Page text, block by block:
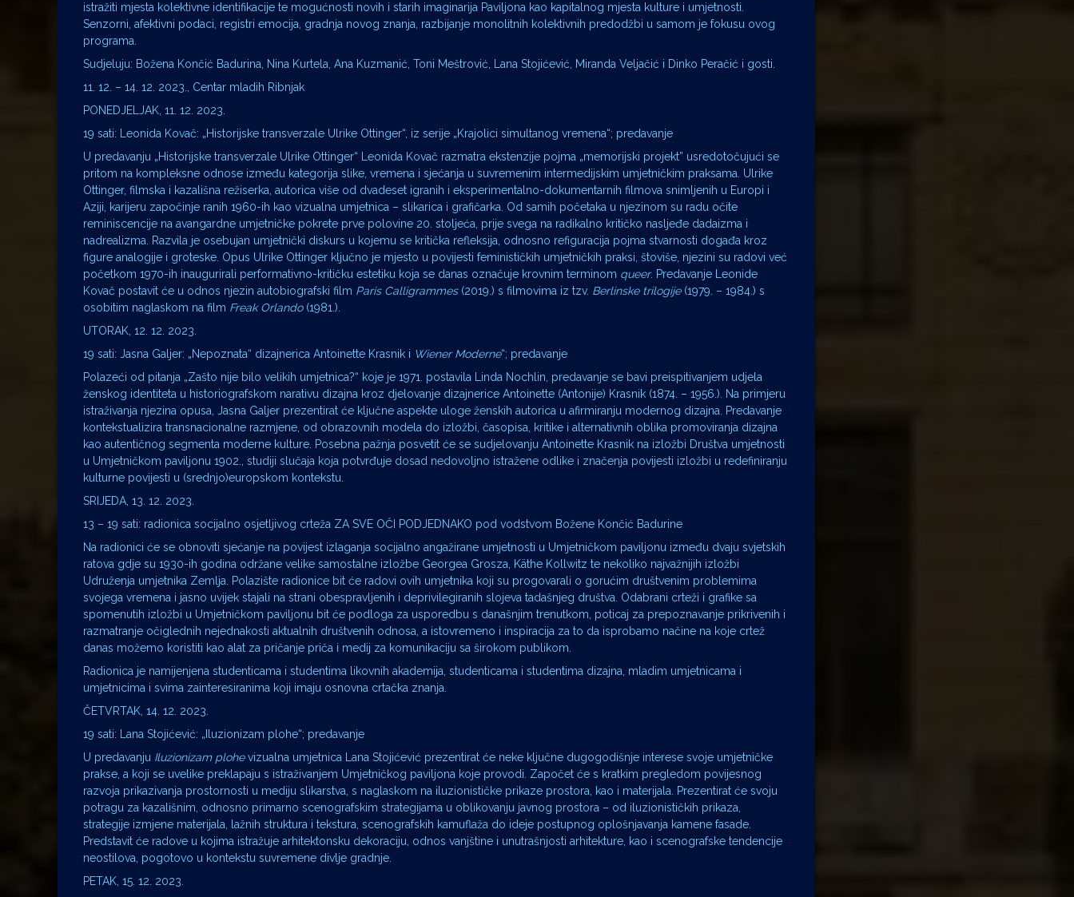
istražiti mjesta kolektivne identifikacije te mogućnosti novih i starih imaginarija Paviljona kao kapitalnog mjesta kulture i umjetnosti.
Senzorni, afektivni podaci, registri emocija, gradnja novog znanja, razbijanje monolitnih kolektivnih predodžbi u samom je fokusu ovog
programa.
Sudjeluju: Božena Končić Badurina, Nina Kurtela, Ana Kuzmanić, Toni Meštrović, Lana Stojićević, Miranda Veljačić i Dinko Peračić i gosti.
11. 12. – 14. 12. 2023., Centar mladih Ribnjak
PONEDJELJAK, 11. 12. 2023.
19 sati: Leonida Kovač: „Historijske transverzale Ulrike Ottinger“, iz serije „Krajolici simultanog vremena“; predavanje
U predavanju „Historijske transverzale Ulrike Ottinger“ Leonida Kovač razmatra ekstenzije pojma „memorijski projekt” usredotočujući se
pritom na kompleksne odnose između kategorija slike, vremena i sjećanja u suvremenim intermedijskim umjetničkim praksama. Ulrike
Ottinger, filmska i kazališna režiserka, autorica više od dvadeset igranih i eksperimentalno-dokumentarnih filmova snimljenih u Europi i
Aziji, karijeru započinje ranih 1960-ih kao vizualna umjetnica – slikarica i grafičarka. Od samih početaka u njezinom su radu očite
reminiscencije na avangardne umjetničke pokrete prve polovine 20. stoljeća, prije svega na radikalno kritičko nasljeđe dadaizma i
nadrealizma. Razvila je osebujan umjetnički diskurs u kojemu se kritička refleksija, odnosno refiguracija pojma stvarnosti događa kroz
figure analogije i groteske. Opus Ulrike Ottinger ključno je mjesto u povijesti feminističkih umjetničkih praksi, štoviše, njezini su radovi već
početkom 1970-ih inaugurirali performativno-kritičku estetiku koja se danas označuje krovnim terminom queer. Predavanje Leonide
Kovač postavit će u odnos njezin autobiografski film Paris Calligrammes(2019.) s filmovima iz tzv. Berlinske trilogije(1979. – 1984.) s
osobitim naglaskom na film Freak Orlando(1981.).
UTORAK, 12. 12. 2023.
19 sati: Jasna Galjer: „Nepoznata“ dizajnerica Antoinette Krasnik i Wiener Moderne“; predavanje
Polazeći od pitanja „Zašto nije bilo velikih umjetnica?“ koje je 1971. postavila Linda Nochlin, predavanje se bavi preispitivanjem udjela
ženskog identiteta u historiografskom narativu dizajna kroz djelovanje dizajnerice Antoinette (Antonije) Krasnik (1874. – 1956.). Na primjeru
istraživanja njezina opusa, Jasna Galjer prezentirat će ključne aspekte uloge ženskih autorica u afirmiranju modernog dizajna. Predavanje
kontekstualizira transnacionalne razmjene, od obrazovnih modela do izložbi, časopisa, kritike i alternativnih oblika promoviranja dizajna
kao autentičnog segmenta moderne kulture. Posebna pažnja posvetit će se sudjelovanju Antoinette Krasnik na izložbi Društva umjetnosti
u Umjetničkom paviljonu 1902., studiji slučaja koja potvrđuje dosad nedovoljno istražene odlike i značenja povijesti izložbi u redefiniranju
kulturne povijesti u (srednjo)europskom kontekstu.
SRIJEDA, 13. 12. 2023.
13 – 19 sati: radionica socijalno osjetljivog crteža ZA SVE OČI PODJEDNAKO pod vodstvom Božene Končić Badurine
Na radionici će se obnoviti sjećanje na povijest izlaganja socijalno angažirane umjetnosti u Umjetničkom paviljonu između dvaju svjetskih
ratova gdje su 1930-ih godina održane velike samostalne izložbe Georgea Grosza, Käthe Kollwitz te nekoliko najvažnijih izložbi
Udruženja umjetnika Zemlja. Polazište radionice bit će radovi ovih umjetnika koji su progovarali o gorućim društvenim problemima
svojega vremena i jasno uvijek stajali na strani obespravljenih i deprivilegiranih slojeva tadašnjeg društva. Odabrani crteži i grafike sa
spomenutih izložbi u Umjetničkom paviljonu bit će podloga za usporedbu s današnjim trenutkom, poticaj za prepoznavanje prikrivenih i
razmatranje očiglednih nejednakosti aktualnih društvenih odnosa, a istovremeno i inspiracija za to da isprobamo načine na koje crtež
danas možemo koristiti kao alat za pričanje priča i medij za komunikaciju sa širokom publikom.
Radionica je namijenjena studenticama i studentima likovnih akademija, studenticama i studentima dizajna, mladim umjetnicama i
umjetnicima i svima zainteresiranima koji imaju osnovna crtačka znanja.
ČETVRTAK, 14. 12. 2023.
19 sati: Lana Stojićević: „Iluzionizam plohe“; predavanje
U predavanju Iluzionizam plohevizualna umjetnica Lana Stojićević prezentirat će neke ključne dugogodišnje interese svoje umjetničke
prakse, a koji se uvelike preklapaju s istraživanjem Umjetničkog paviljona koje provodi. Započet će s kratkim pregledom povijesnog
razvoja prikazivanja prostornosti u mediju slikarstva, s naglaskom na iluzionističke prikaze prostora, kao i materijala. Prezentirat će svoju
potragu za kazališnim, odnosno primarno scenografskim strategijama u oblikovanju javnog prostora – od iluzionističkih prikaza,
strategije izmjene materijala, lažnih struktura i tekstura, scenografskih kamuflaža do ideje postupnog oplošnjavanja kamene fasade.
Predstavit će radove u kojima istražuje arhitektonsku dekoraciju, odnos vanjštine i unutrašnjosti arhitekture, kao i scenografske tendencije
neostilova, pogotovo u kontekstu suvremene divlje gradnje.
PETAK, 15. 12. 2023.